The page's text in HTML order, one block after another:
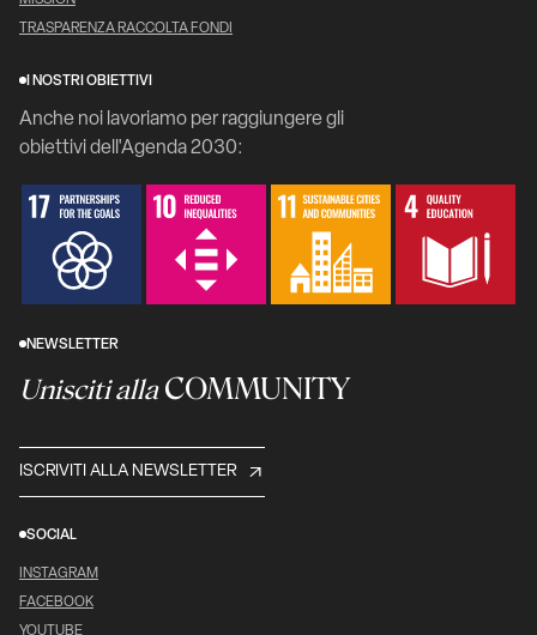
TRASPARENZA RACCOLTA FONDI
I NOSTRI OBIETTIVI
Anche noi lavoriamo per raggiungere gli
obiettivi dell'Agenda 2030:
NEWSLETTER
Unisciti allaCOMMUNITY
ISCRIVITI ALLA NEWSLETTER
SOCIAL
INSTAGRAM
FACEBOOK
YOUTUBE